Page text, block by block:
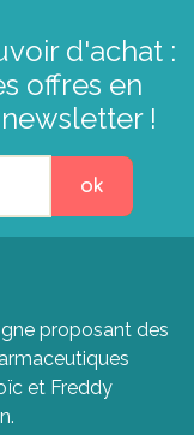
d'achat :
offres en
!
ok
proposant des
et Freddy